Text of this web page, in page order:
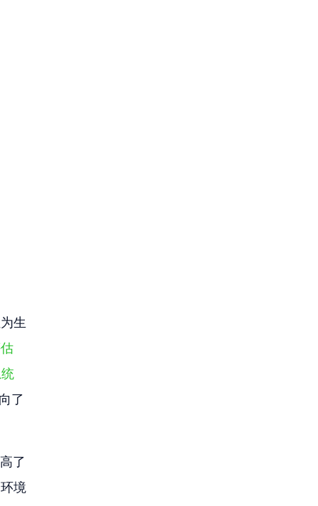
生
了
了
境